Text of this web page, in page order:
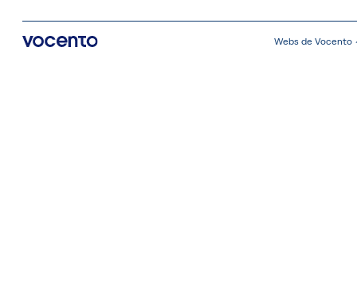
Webs de Vocento